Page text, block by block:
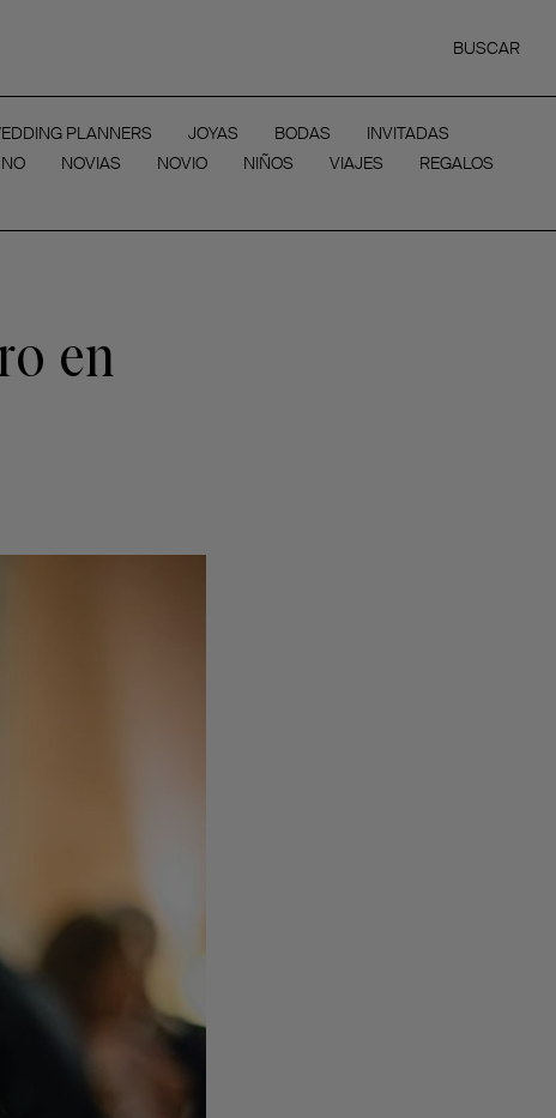
BUSCAR
PLANNERS JOYAS BODAS
INVITADAS
NOVIAS NOVIO NIÑOS VIAJES
REGALOS
en